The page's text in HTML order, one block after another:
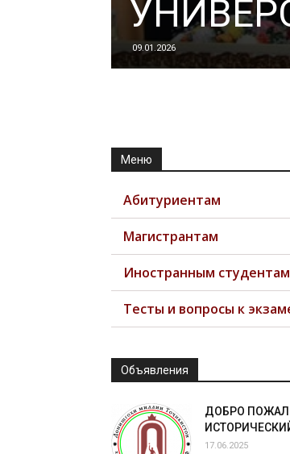
09.01.2026
Меню
Абитуриентам
Магистрантам
Иностранным студентам
Тесты и вопросы к
Объявления
ДОБРО
17.06.2025